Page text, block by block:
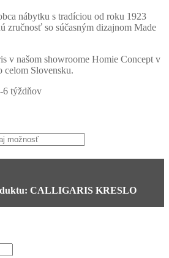
nábytku s tradíciou od roku 1923
zručnosť so súčasným dizajnom Made
v našom showroome Homie Concept v
celom Slovensku.
6 týždňov
CALLIGARIS KRESLO